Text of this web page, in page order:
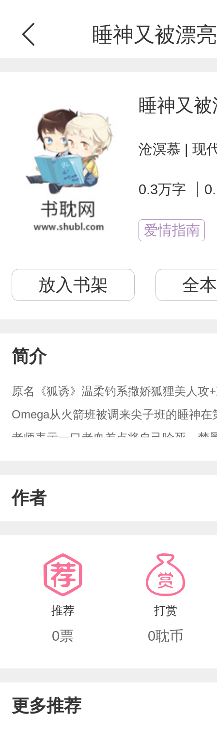
睡神又被漂
睡神又
沧溟慕 | 现
0.3万字
爱情指南
放入书架 全
简介
原名《狐诱》温柔钓系撒娇狐狸美人攻
Omega从火箭班被调来尖子班的睡神
老师表示一口老血差点将自己呛死。楚
作者
推荐
0票
打赏
0耽币
更多推荐